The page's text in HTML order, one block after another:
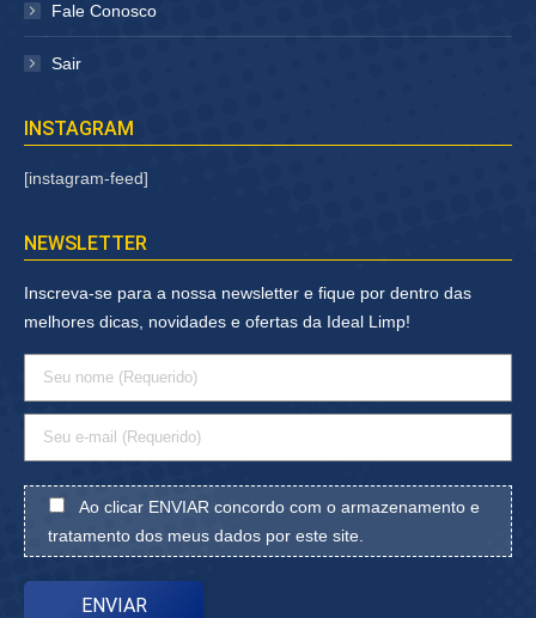
Fale Conosco
Sair
INSTAGRAM
[instagram-feed]
NEWSLETTER
Inscreva-se para a nossa newsletter e fique por dentro das
melhores dicas, novidades e ofertas da Ideal Limp!
Ao clicar ENVIAR concordo com o armazenamento e
tratamento dos meus dados por este site.